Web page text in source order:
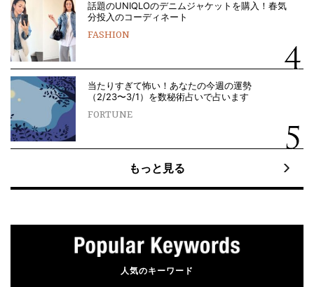
話題のUNIQLOのデニムジャケットを購入！春気
分投入のコーディネート
FASHION
当たりすぎて怖い！あなたの今週の運勢
（2/23〜3/1）を数秘術占いで占います
FORTUNE
もっと見る
人気のキーワード